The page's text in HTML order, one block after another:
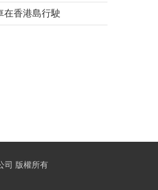
在香港島行駛
司 版權所有